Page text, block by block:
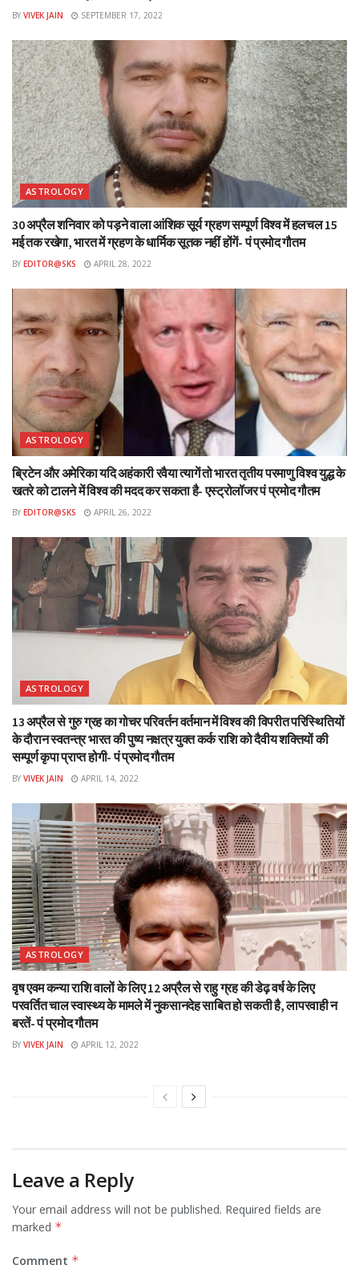
BY VIVEK JAIN SEPTEMBER 17, 2022
ASTROLOGY
30 अप्रैल शनिवार को पड़ने वाला आंशिक सूर्य ग्रहण सम्पूर्ण विश्व में हलचल 15
मई तक रखेगा, भारत में ग्रहण के धार्मिक सूतक नहीं होंगें- पं प्रमोद गौतम
BY EDITOR@SKS APRIL 28, 2022
ASTROLOGY
ब्रिटेन और अमेरिका यदि अहंकारी रवैया त्यागें तो भारत तृतीय परमाणु विश्व युद्ध के
खतरे को टालने में विश्व की मदद कर सकता है- एस्ट्रोलॉजर पं प्रमोद गौतम
BY EDITOR@SKS APRIL 26, 2022
ASTROLOGY
13 अप्रैल से गुरु ग्रह का गोचर परिवर्तन वर्तमान में विश्व की विपरीत परिस्थितियों
के दौरान स्वतन्त्र भारत की पुष्य नक्षत्र युक्त कर्क राशि को दैवीय शक्तियों की
सम्पूर्ण कृपा प्राप्त होगी- पं प्रमोद गौतम
BY VIVEK JAIN APRIL 14, 2022
ASTROLOGY
वृष एवम कन्या राशि वालों के लिए 12 अप्रैल से राहु ग्रह की डेढ़ वर्ष के लिए
परवर्तित चाल स्वास्थ्य के मामले में नुकसानदेह साबित हो सकती है, लापरवाही न
बरतें- पं प्रमोद गौतम
BY VIVEK JAIN APRIL 12, 2022
Leave a Reply
Your email address will not be published. Required fields are
marked *
Comment *